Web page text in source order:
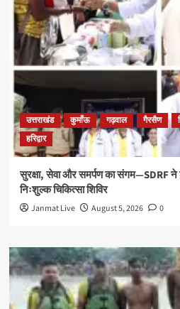
उत्तराखंड कुमाँऊ गढ़वाल गैरसैण
हरिद्वार
सुरक्षा, सेवा और समर्पण का संगम—SDRF ने
निःशुल्क चिकित्सा शिविर
Janmat Live August 5, 2026 0